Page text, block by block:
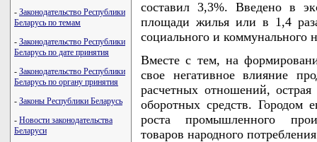
- Законодательство Республики
Беларусь по темам
- Законодательство Республики
Беларусь по дате принятия
- Законодательство Республики
Беларусь по органу принятия
- Законы Республики Беларусь
- Новости законодательства
Беларуси
составил 3,3%. Введено в
площади жилья или в 1,4
социального и коммунального
Вместе с тем, на
свое негативное влияние
расчетных отношений,
оборотных средств. Городом
роста промышленного
товаров народного